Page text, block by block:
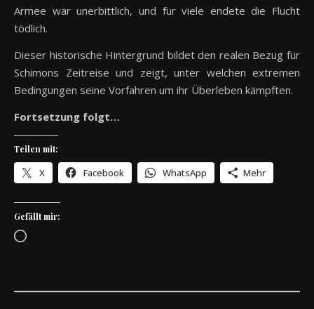
Armee war unerbittlich, und für viele endete die Flucht
tödlich.
Dieser historische Hintergrund bildet den realen Bezug für
Schimons Zeitreise und zeigt, unter welchen extremen
Bedingungen seine Vorfahren um ihr Überleben kämpften.
Fortsetzung folgt…
Teilen mit:
X Facebook WhatsApp Mehr
Gefällt mir:
Wird geladen …